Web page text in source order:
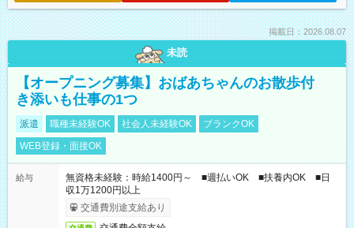
掲載日：2026.08.07
未読
【オープニング募集】おばあちゃんのお散歩付
き添いも仕事の1つ
派遣 職種未経験OK 社会人未経験OK
ブランクOK
WEB登録・面接OK
給与
無資格未経験：時給1400円～ ■週払いOK ■扶養内OK ■日
収1万1200円以上
交通費別途支給あり